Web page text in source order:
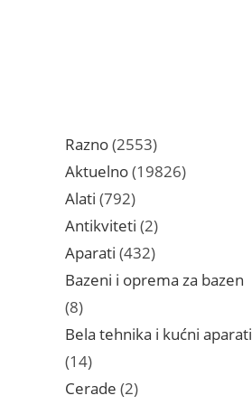
Razno 25532553
proizvoda
Aktuelno 1982619826
Alati 792792
proizvoda
Antikviteti 22
proizvoda
Aparati 432432
proizvoda
Bazeni i oprema za bazen
88
proizvoda
Bela tehnika i kućni aparati
1414
proizvoda
Cerade 22